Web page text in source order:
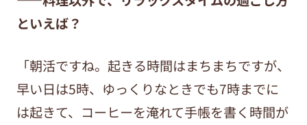
といえば？
「朝活ですね。起きる時間はまちまちですが、
早い日は5時、ゆっくりなときでも7時までに
は起きて、コーヒーを淹れて手帳を書く時間が